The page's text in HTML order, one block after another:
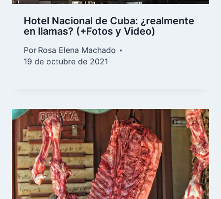
Hotel Nacional de Cuba: ¿realmente
en llamas? (+Fotos y Video)
Por Rosa Elena Machado
19 de octubre de 2021